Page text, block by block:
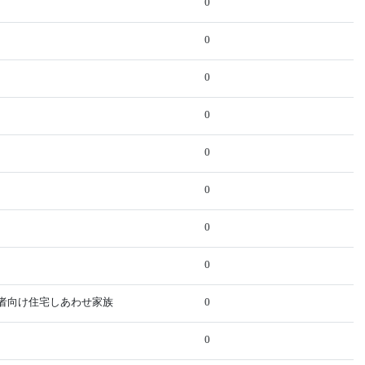
0
0
0
0
0
0
0
向け住宅しあわせ家族 0
0